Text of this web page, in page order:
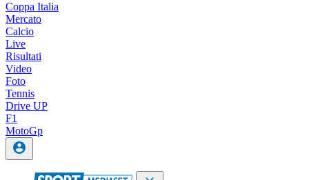
Coppa Italia
Mercato
Calcio
Live
Risultati
Video
Foto
Tennis
Drive UP
F1
MotoGp